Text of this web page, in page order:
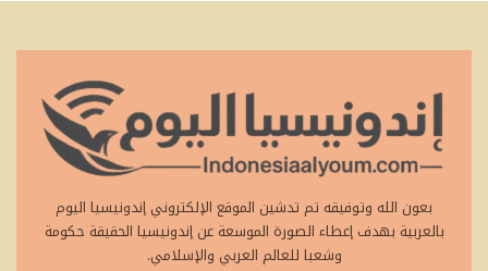
بعون الله وتوفيقه تم تدشين الموقع الإلكتروني إندونيسيا اليوم
بالعربية بهدف إعطاء الصورة الموسعة عن إندونيسيا الحقيقة حكومة
وشعبا للعالم العربي والإسلامي.